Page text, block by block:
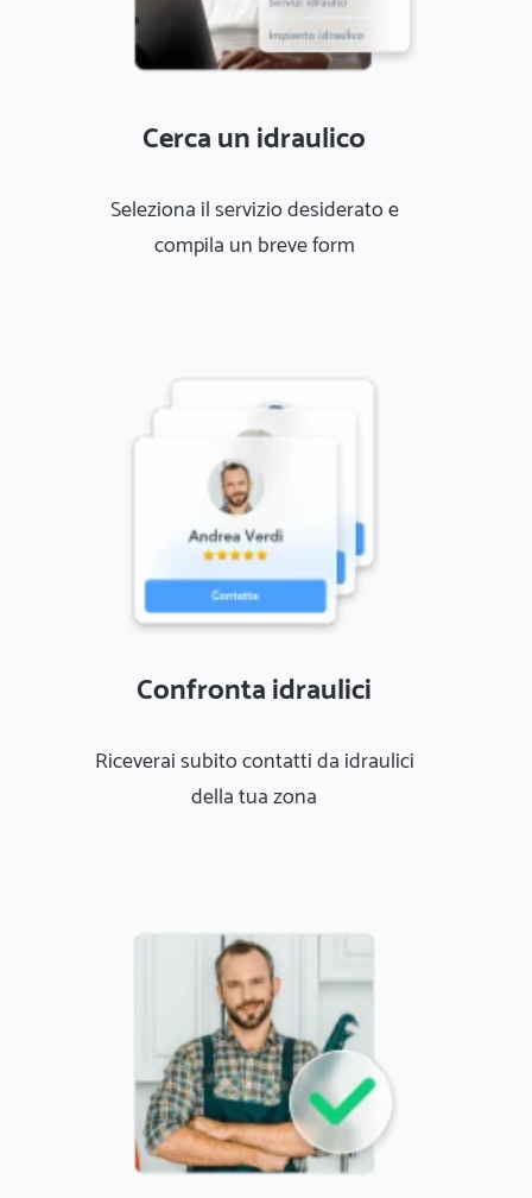
Cerca un idraulico
Seleziona il servizio desiderato e
compila un breve form
Confronta idraulici
Riceverai subito contatti da idraulici
della tua zona